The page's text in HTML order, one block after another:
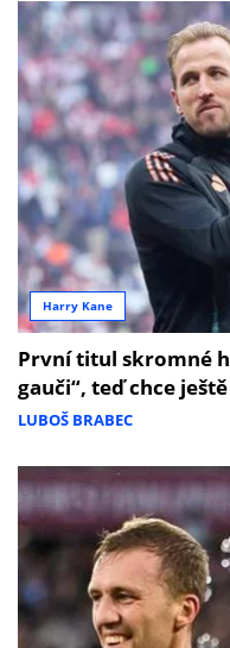
Harry Kane
První titul skromné
gauči“, teď chce
LUBOŠ BRABEC